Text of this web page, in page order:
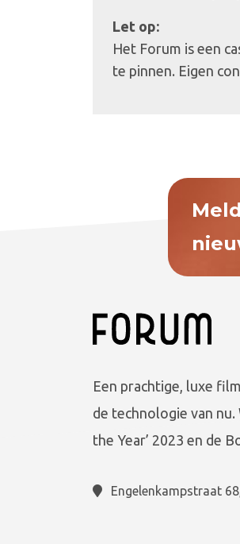
Let op:
Het Forum is een
te pinnen. Eigen
Een prachtige, luxe
de technologie van nu.
the Year’ 2023 en de
Engelenkampstraat